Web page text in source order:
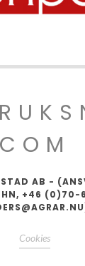
COM
AB -
+46 (0)70-
Cookies